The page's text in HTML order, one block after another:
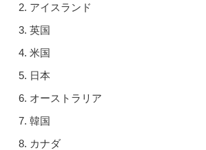
アイスランド
英国
米国
日本
オーストラリア
韓国
カナダ